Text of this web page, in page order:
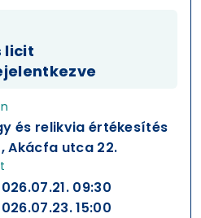
licit
és relikvia értékesítés
Akácfa utca 22.
09:30
15:00